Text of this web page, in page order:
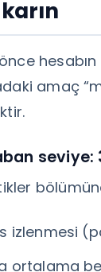
amaç
seviye:
izlenmesi
ortalama